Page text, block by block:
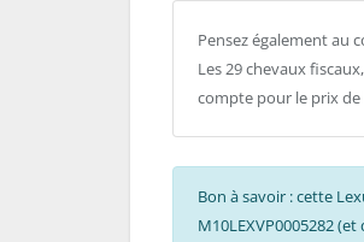
Pensez également au
Les 29 chevaux
compte pour le prix de
Bon à savoir : cette
M10LEXVP0005282